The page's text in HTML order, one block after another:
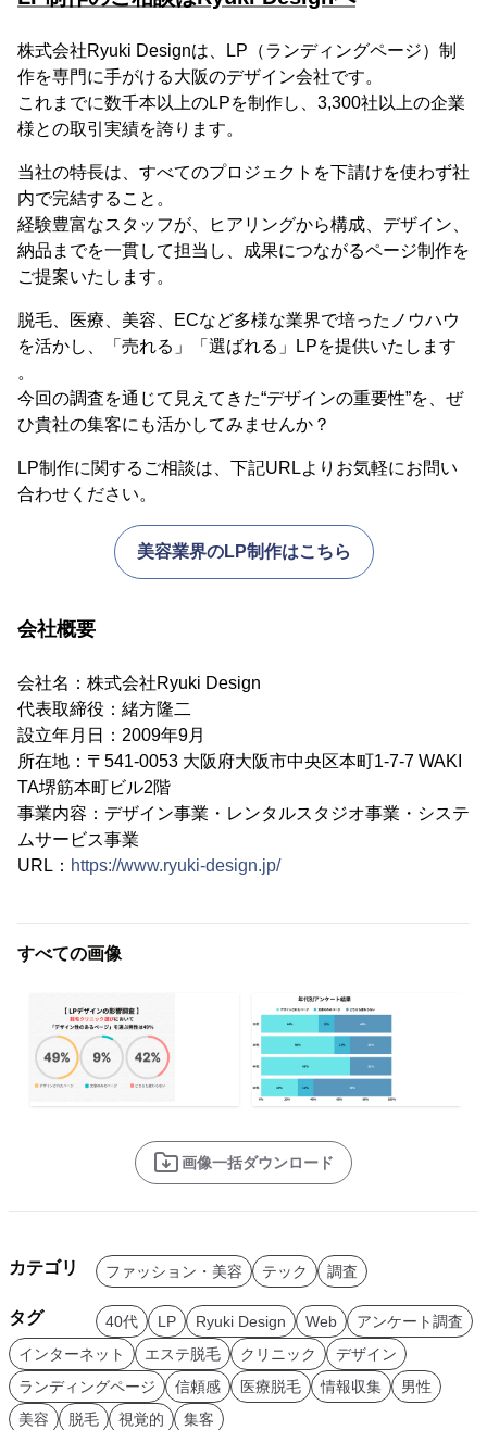
株式会社Ryuki Designは、LP（ランディングページ）制
作を専門に手がける大阪のデザイン会社です。
これまでに数千本以上のLPを制作し、3,300社以上の企業
様との取引実績を誇ります。
当社の特長は、すべてのプロジェクトを下請けを使わず社
内で完結すること。
経験豊富なスタッフが、ヒアリングから構成、デザイン、
納品までを一貫して担当し、成果につながるページ制作を
ご提案いたします。
脱毛、医療、美容、ECなど多様な業界で培ったノウハウ
を活かし、「売れる」「選ばれる」LPを提供いたします
。
今回の調査を通じて見えてきた“デザインの重要性”を、ぜ
ひ貴社の集客にも活かしてみませんか？
LP制作に関するご相談は、下記URLよりお気軽にお問い
合わせください。
美容業界のLP制作はこちら
会社概要
会社名：株式会社Ryuki Design
代表取締役：緒方隆二
設立年月日：2009年9月
所在地：〒541-0053 大阪府大阪市中央区本町1-7-7 WAKI
TA堺筋本町ビル2階
事業内容：デザイン事業・レンタルスタジオ事業・システ
ムサービス事業
URL： https://www.ryuki-design.jp/
すべての画像
画像一括ダウンロード
カテゴリ ファッション・美容 テック 調査
タグ 40代 LP Ryuki Design Web
アンケート調査
インターネット
エステ脱毛 クリニック
デザイン
ランディングページ
信頼感 医療脱毛 情報収集
男性
美容
脱毛 視覚的 集客